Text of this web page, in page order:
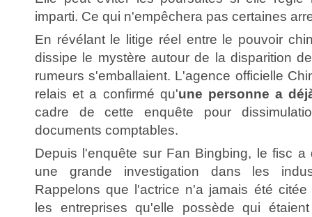
imparti. Ce qui n'empêchera pas certaines
En révélant le litige réel entre le pouvoir
dissipe le mystère autour de la disparition
rumeurs s'emballaient. L'agence officielle
relais et a confirmé qu'une personne a
cadre de cette enquête pour
documents comptables.
Depuis l'enquête sur Fan Bingbing, le fisc
une grande investigation dans les
Rappelons que l'actrice n'a jamais été
les entreprises qu'elle possède qui